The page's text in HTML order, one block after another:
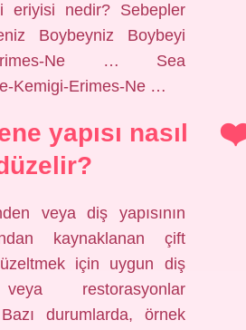
eriyisi nedir? Sebepler
Boybeyniz Boybeyi
Erimes-Ne … Sea
Kemigi-Erimes-Ne …
yapısı nasıl
veya diş yapısının
kaynaklanan çift
için uygun diş
restorasyonlar
Bazı durumlarda, örnek